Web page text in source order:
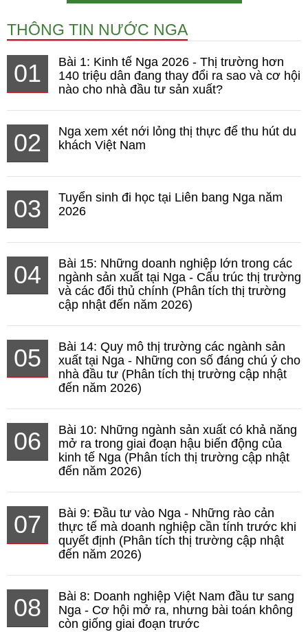
THÔNG TIN NƯỚC NGA
01
Bài 1: Kinh tế Nga 2026 - Thị trường hơn
140 triệu dân đang thay đổi ra sao và cơ hội
nào cho nhà đầu tư sản xuất?
02
Nga xem xét nới lỏng thị thực để thu hút du
khách Việt Nam
03
Tuyển sinh đi học tại Liên bang Nga năm
2026
04
Bài 15: Những doanh nghiệp lớn trong các
ngành sản xuất tại Nga - Cấu trúc thị trường
và các đối thủ chính (Phân tích thị trường
cập nhật đến năm 2026)
05
Bài 14: Quy mô thị trường các ngành sản
xuất tại Nga - Những con số đáng chú ý cho
nhà đầu tư (Phân tích thị trường cập nhật
đến năm 2026)
06
Bài 10: Những ngành sản xuất có khả năng
mở ra trong giai đoạn hậu biến động của
kinh tế Nga (Phân tích thị trường cập nhật
đến năm 2026)
07
Bài 9: Đầu tư vào Nga - Những rào cản
thực tế mà doanh nghiệp cần tính trước khi
quyết định (Phân tích thị trường cập nhật
đến năm 2026)
08
Bài 8: Doanh nghiệp Việt Nam đầu tư sang
Nga - Cơ hội mở ra, nhưng bài toán không
còn giống giai đoạn trước